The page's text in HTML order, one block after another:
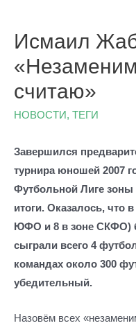
Исмаил
считаю»
НОВОСТИ, ТЕГИ
Завершился
турнира юношей 2007
Футбольной Лиге
итоги. Оказалось, что
ЮФО и 8 в зоне СКФО)
сыграли всего 4
командах около 300
убедительный.
Назовём всех